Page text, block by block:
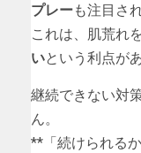
プレーも注目さ
これは、肌荒れ
いという利点が
継続できない対
ん。
**「続けられる